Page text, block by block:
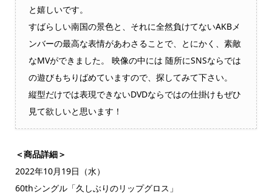
と嬉しいです。
すばらしい南国の景色と、それに全然負けてないAKBメ
ンバーの最高な表情があわさることで、とにかく、素敵
なMVができました。 映像の中には 随所にSNSならでは
の遊びもちりばめていますので、探してみて下さい。
縦型だけでは表現できないDVDならではの仕掛けもぜひ
見て欲しいと思います！
＜商品詳細＞
2022年10月19日（水）
60thシングル「久しぶりのリップグロス」